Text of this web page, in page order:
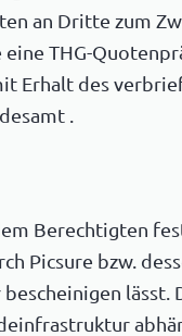
an Dritte zum
THG-
Erhalt des
.
Berechtigten
Picsure bzw.
lässt.